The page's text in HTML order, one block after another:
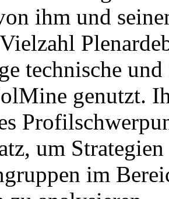
ihm und
technische
genutzt.
um
im